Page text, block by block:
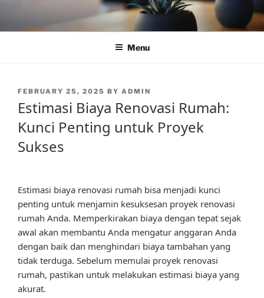
content
Menu
POSTED
FEBRUARY 25, 2025 BY ADMIN
Estimasi Biaya Renovasi Rumah:
Kunci Penting untuk Proyek
Sukses
Estimasi biaya renovasi rumah bisa menjadi kunci
penting untuk menjamin kesuksesan proyek renovasi
rumah Anda. Memperkirakan biaya dengan tepat sejak
awal akan membantu Anda mengatur anggaran Anda
dengan baik dan menghindari biaya tambahan yang
tidak terduga. Sebelum memulai proyek renovasi
rumah, pastikan untuk melakukan estimasi biaya yang
akurat.